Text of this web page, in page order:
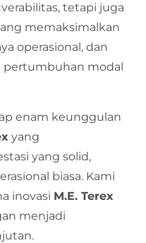
tetapi juga
memaksimalkan
operasional, dan
pertumbuhan modal
enam keunggulan
yang
yang solid,
biasa. Kami
inovasi M.E. Terex
menjadi